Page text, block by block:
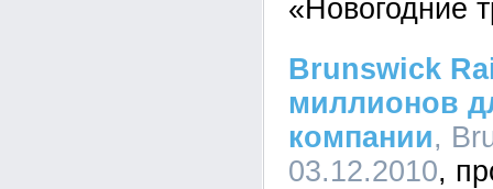
«Новогодние
Brunswick
миллионов
компании,
03.12.2010